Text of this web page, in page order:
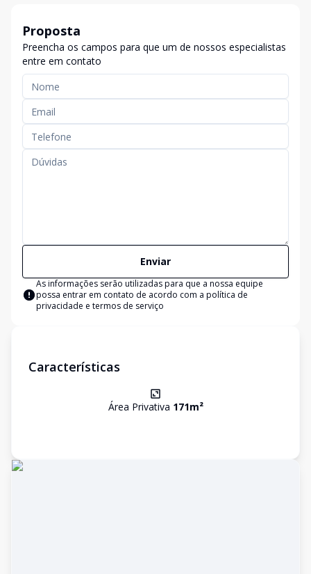
Proposta
Preencha os campos para que um de nossos especialistas
entre em contato
Enviar
As informações serão utilizadas para que a nossa equipe
possa entrar em contato de acordo com a política de
privacidade e termos de serviço
Características
Área Privativa 171m²